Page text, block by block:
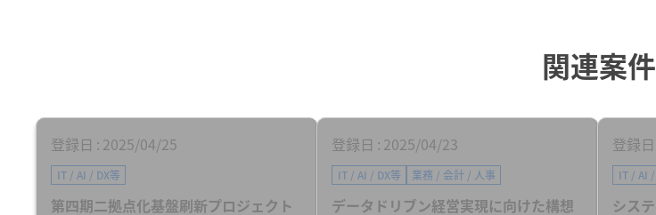
関連案件
登録日 2025/04/25
IT / AI / DX等
第四期二拠点化基盤刷新プロジェクト
登録日 2025/04/23
IT / AI / DX等 業務 / 会計 / 人事
データドリブン経営実現に向けた構想
登録日
IT / AI /
シス